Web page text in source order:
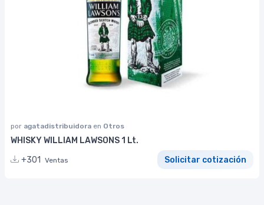
por agatadistribuidora en Otros
WHISKY WILLIAM LAWSONS 1 Lt.
+301
Ventas Solicitar cotización